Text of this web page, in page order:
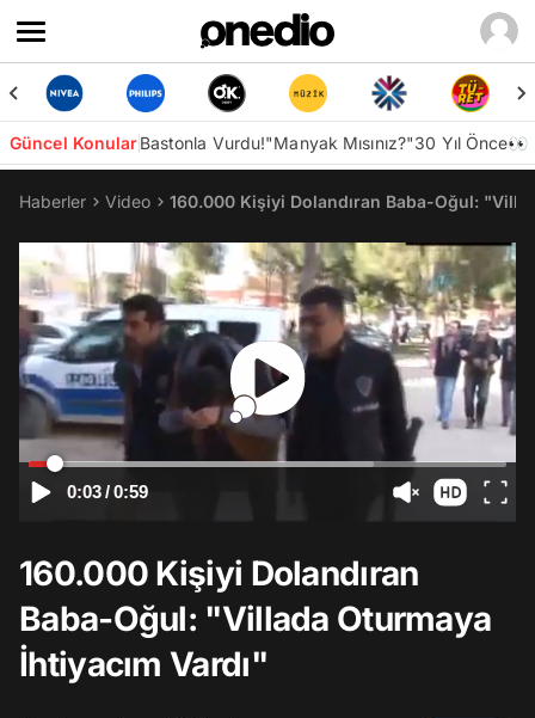
Güncel KonularBastonla Vurdu!"Manyak Mısınız?"30 Yıl Önce👀
Haberler Video 160.000 Kişiyi Dolandıran Baba-Oğul:
0:03/0:59
160.000 Kişiyi Dolandıran
Baba-Oğul: "Villada Oturmaya
İhtiyacım Vardı"